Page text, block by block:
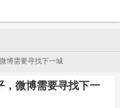
博需要寻找下一城
，微博需要寻找下一